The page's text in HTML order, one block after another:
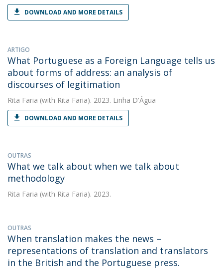
DOWNLOAD AND MORE DETAILS
ARTIGO
What Portuguese as a Foreign Language tells us
about forms of address: an analysis of
discourses of legitimation
Rita Faria (with Rita Faria). 2023. Linha D'Água
DOWNLOAD AND MORE DETAILS
OUTRAS
What we talk about when we talk about
methodology
Rita Faria (with Rita Faria). 2023.
OUTRAS
When translation makes the news –
representations of translation and translators
in the British and the Portuguese press.